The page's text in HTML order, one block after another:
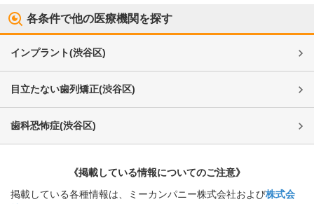
各条件で他の医療機関を探す
インプラント(渋谷区)
目立たない歯列矯正(渋谷区)
歯科恐怖症(渋谷区)
《掲載している情報についてのご注意》
掲載している各種情報は、ミーカンパニー株式会社および株式会